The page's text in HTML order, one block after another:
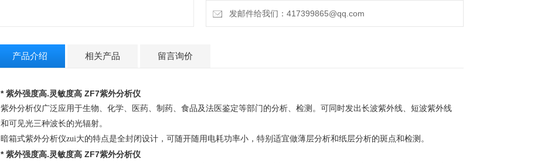
发邮件给我们：417399865@qq.com
产品介绍 相关产品 留言询价
* 紫外强度高.灵敏度高 ZF7紫外分析仪
紫外分析仪广泛应用于生物、化学、医药、制药、食品及法医鉴定等部门的分析、检测。可同时发出长波紫外线、短波紫外线
和可见光三种波长的光辐射。
暗箱式紫外分析仪zui大的特点是全封闭设计，可随开随用电耗功率小，特别适宜做薄层分析和纸层分析的斑点和检测。
* 紫外强度高.灵敏度高 ZF7紫外分析仪